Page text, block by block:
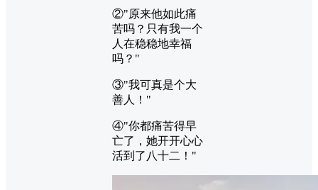
②"原来他如此痛
苦吗？只有我一个
人在稳稳地幸福
吗？"
③"我可真是个大
善人！"
④"你都痛苦得早
亡了，她开开心心
活到了八十二！"